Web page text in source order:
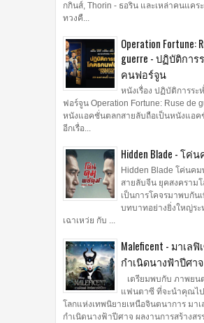
กกินส์, Thorin - ธอริน และเหล่าคนแคร
ทวงคื...
Operation Fortune:
guerre - ปฏิบัติกา
คนฟอร์จูน
หนังเรื่อง ปฏิบัติการระ
ฟอร์จูน Operation Fortune: Ruse de
หนังแอคชั่นตลกสายลับถือเป็นหนังแอ
อีกเรื่อ...
Hidden Blade - โ
Hidden Blade โค่นค
สายลับจีน ยุคสงครามโ
เป็นการโคจรมาพบกัน
บทบาทอย่างยิ่งใหญ่ระ
เฉาเหว่ย กับ ...
Maleficent - มาเล
กำเนิดนางฟ้าปีศาจ
เตรียมพบกับ ภาพยน
แฟนตาซี ที่จะนำคุณไ
โลกแห่งเทพนิยายเหนือจินตนาการ มาเ
กำเนิดนางฟ้าปีศาจ ผลงานการสร้างสรร